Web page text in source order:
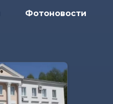
Фотоновости